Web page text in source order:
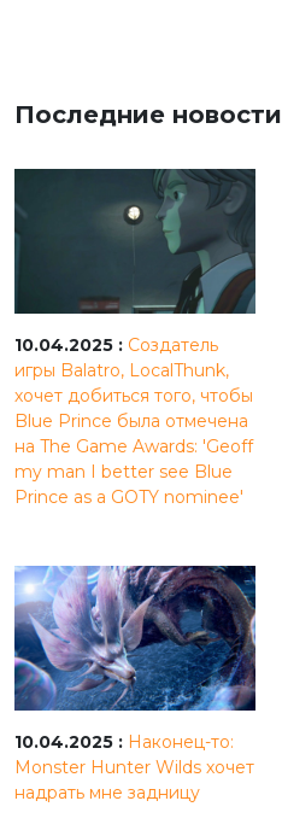
Последние новости
10.04.2025 : Создатель
игры Balatro, LocalThunk,
хочет добиться того, чтобы
Blue Prince была отмечена
на The Game Awards: 'Geoff
my man I better see Blue
Prince as a GOTY nominee'
10.04.2025 : Наконец-то:
Monster Hunter Wilds хочет
надрать мне задницу